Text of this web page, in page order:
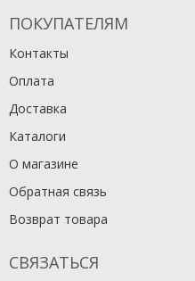
ПОКУПАТЕЛЯМ
Контакты
Оплата
Доставка
Каталоги
О магазине
Обратная связь
Возврат товара
СВЯЗАТЬСЯ